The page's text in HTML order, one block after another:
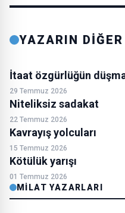
YAZARIN
İtaat özgürlüğün
29 Temmuz 2026
Niteliksiz sadakat
22 Temmuz 2026
Kavrayış yolcuları
15 Temmuz 2026
Kötülük yarışı
01 Temmuz 2026
MILAT YAZARLARI